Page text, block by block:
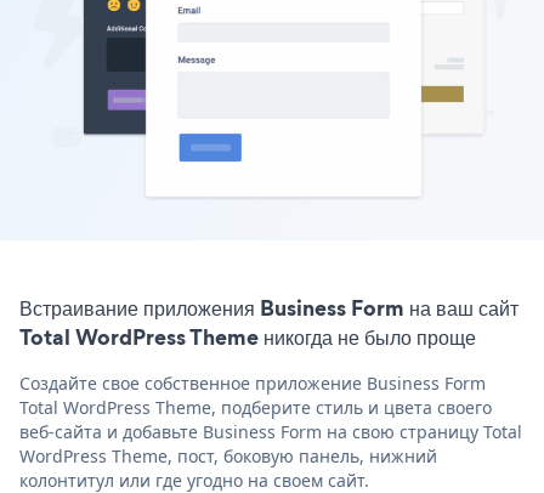
Встраивание приложения Business Form на ваш сайт
Total WordPress Theme никогда не было проще
Создайте свое собственное приложение Business Form
Total WordPress Theme, подберите стиль и цвета своего
веб-сайта и добавьте Business Form на свою страницу Total
WordPress Theme, пост, боковую панель, нижний
колонтитул или где угодно на своем сайт.